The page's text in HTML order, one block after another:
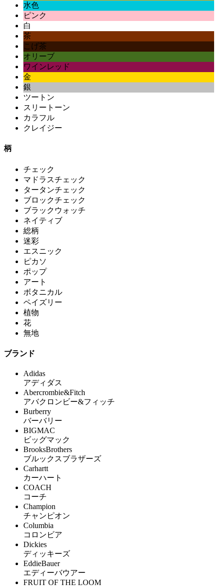
水色
ピンク
白
茶
こげ茶
オリーブ
ワインレッド
金
銀
ツートン
スリートーン
カラフル
クレイジー
柄
チェック
マドラスチェック
タータンチェック
ブロックチェック
ブラックウォッチ
ネイティブ
総柄
迷彩
エスニック
ピカソ
ポップ
アート
ボタニカル
ペイズリー
植物
花
無地
ブランド
Adidas
アディダス
Abercrombie&Fitch
アバクロンビー&フィッチ
Burberry
バーバリー
BIGMAC
ビッグマック
BrooksBrothers
ブルックスブラザーズ
Carhartt
カーハート
COACH
コーチ
Champion
チャンピオン
Columbia
コロンビア
Dickies
ディッキーズ
EddieBauer
エディーバウアー
FRUIT OF THE LOOM